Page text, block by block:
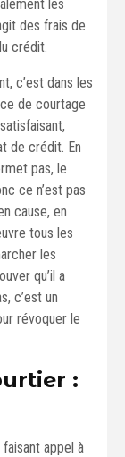
les
des frais de
crédit.
c’est dans les
de courtage
de crédit. En
pas, le
ce n’est pas
cause, en
tous les
les
qu’il a
c’est un
révoquer le
:
appel à